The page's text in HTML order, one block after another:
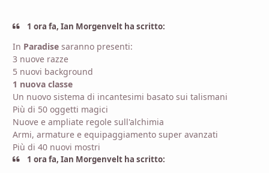
1 ora fa, Ian Morgenvelt ha scritto:
In Paradise saranno presenti:
3 nuove razze
5 nuovi background
1 nuova classe
Un nuovo sistema di incantesimi basato sui talismani
Più di 50 oggetti magici
Nuove e ampliate regole sull'alchimia
Armi, armature e equipaggiamento super avanzati
Più di 40 nuovi mostri
1 ora fa, Ian Morgenvelt ha scritto: